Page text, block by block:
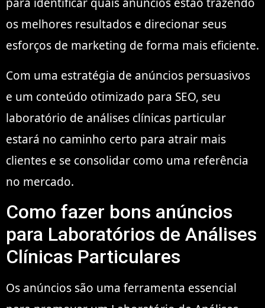
para identificar quais anúncios estão trazendo
os melhores resultados e direcionar seus
esforços de marketing de forma mais eficiente.
Com uma estratégia de anúncios persuasivos
e um conteúdo otimizado para SEO, seu
laboratório de análises clínicas particular
estará no caminho certo para atrair mais
clientes e se consolidar como uma referência
no mercado.
Como fazer bons anúncios
para Laboratórios de Análises
Clínicas Particulares
Os anúncios são uma ferramenta essencial